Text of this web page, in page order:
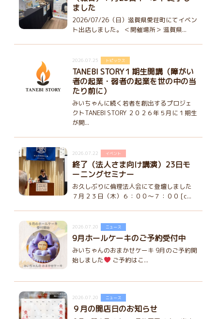
ました
2026/07/26（日）滋賀県愛荘町にてイベン
ト出店しました。 ＜開催場所＞ 滋賀県...
2026.07.25 トピックス
TANEBI STORY１期生開講（障がい
者の起業・弱者の起業を世の中の当
たり前に）
みいちゃんに続く若者を創出するプロジェ
クトTANEBI STORY ２０２６年５月に１期生
が開...
2026.07.22 イベント
終了（法人さま向け講演）23日モ
ーニングセミナー
お久しぶりに倫理法人会にて登壇しました
７月２３日（木）６：００～７：００ [c...
2026.07.20 ニュース
9月ホールケーキのご予約受付中
みいちゃんのおまかせケーキ 9月のご予約開
始しました
ご予約はこ...
2026.07.20 ニュース
９月の開店日のお知らせ